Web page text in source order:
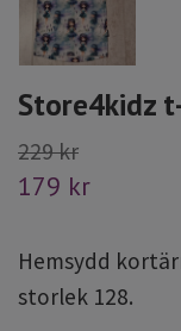
Store4kidz
229 kr
179 kr
Hemsydd
storlek 128.